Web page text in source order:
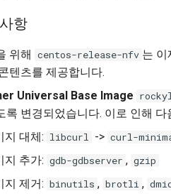
항
위해 centos-release-nfv 는 이
텐츠를 제공합니다.
Universal Base Image
록 변경되었습니다. 이로 인해
지 대체: libcurl -> curl-
지 추가: gdb-gdbserver , gzip
지 제거: binutils , brotli ,